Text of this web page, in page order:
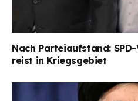
Nach Parteiaufstand:
reist in Kriegsgebiet